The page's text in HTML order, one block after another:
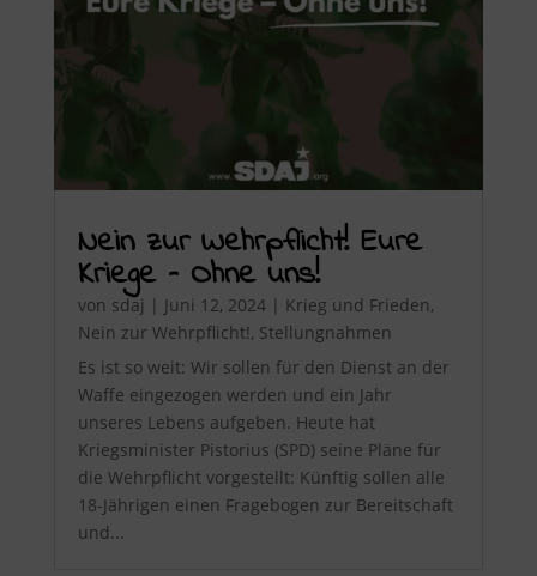
Nein zur Wehrpflicht! Eure
Kriege – Ohne uns!
von sdaj | Juni 12, 2024| Krieg und Frieden,
Nein zur Wehrpflicht!, Stellungnahmen
Es ist so weit: Wir sollen für den Dienst an der
Waffe eingezogen werden und ein Jahr
unseres Lebens aufgeben. Heute hat
Kriegsminister Pistorius (SPD) seine Pläne für
die Wehrpflicht vorgestellt: Künftig sollen alle
18-Jährigen einen Fragebogen zur Bereitschaft
und...